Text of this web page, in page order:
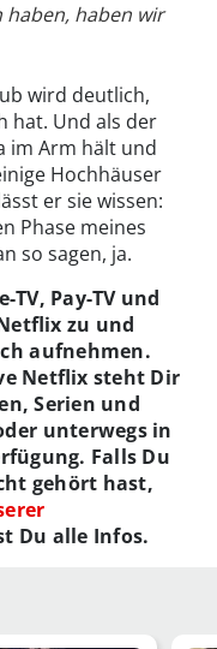
haben, haben wir
wird deutlich,
hat. Und als der
im Arm hält und
Hochhäuser
er sie wissen:
Phase meines
so sagen, ja.
TV, Pay-TV und
zu und
aufnehmen.
Netflix steht Dir
Serien und
unterwegs in
Falls Du
gehört hast,
Du alle Infos.